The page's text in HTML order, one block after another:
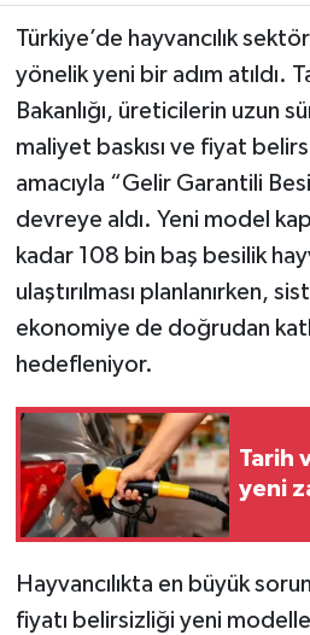
Türkiye’de hayvancılık
yönelik yeni bir adım atıldı.
Bakanlığı, üreticilerin uzun
maliyet baskısı ve fiyat
amacıyla “Gelir Garantili
devreye aldı. Yeni model
kadar 108 bin baş besilik
ulaştırılması planlanırken,
ekonomiye de doğrudan
hedefleniyor.
Tarih
yeni
Hayvancılıkta en büyük
fiyatı belirsizliği yeni